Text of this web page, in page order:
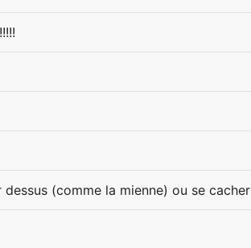
(comme la mienne) ou se cacher